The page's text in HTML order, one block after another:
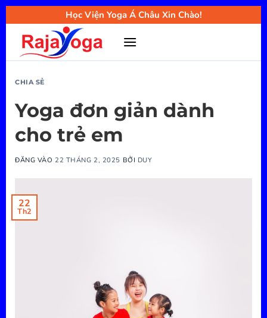
Bỏ
qua
nội
Học Viện Yoga Á Châu Xin Chào!
CHIA SẺ
Yoga đơn giản dành
cho trẻ em
ĐĂNG VÀO 22 THÁNG 2, 2025 BỞI DUY
22
Th2